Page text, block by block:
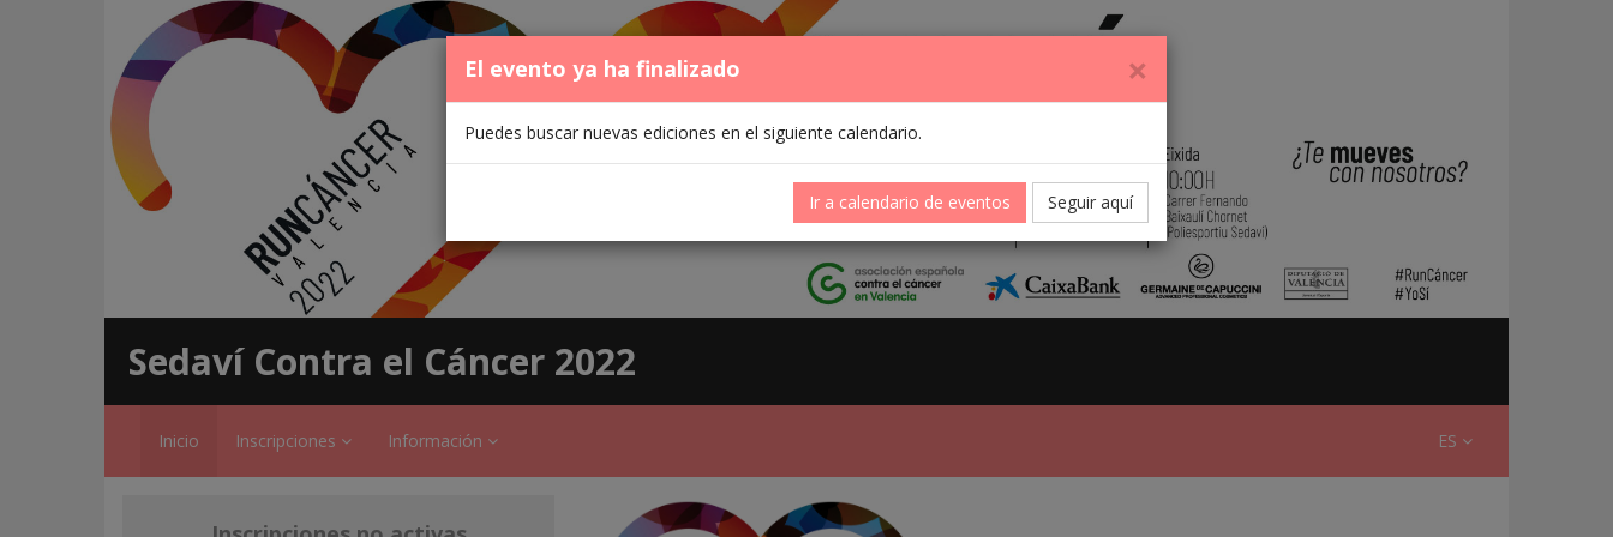
Sedaví Contra el Cáncer 2022
Inicio Inscripciones Información ES
×
El evento ya ha finalizado
Puedes buscar nuevas ediciones en el siguiente calendario.
Seguir aquí
Ir a calendario de eventos